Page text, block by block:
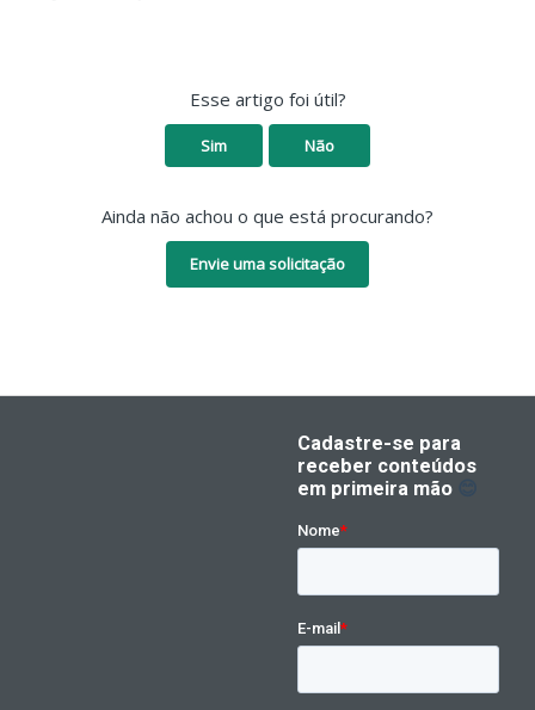
Esse artigo foi útil?
Sim Não
Ainda não achou o que está procurando?
Envie uma solicitação